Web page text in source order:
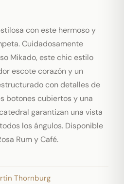
con este hermoso y
Cuidadosamente
Mikado, este chic estilo
escote corazón y un
con detalles de
botones cubiertos y una
garantizan una vista
los ángulos. Disponible
Rum y Café.
Thornburg